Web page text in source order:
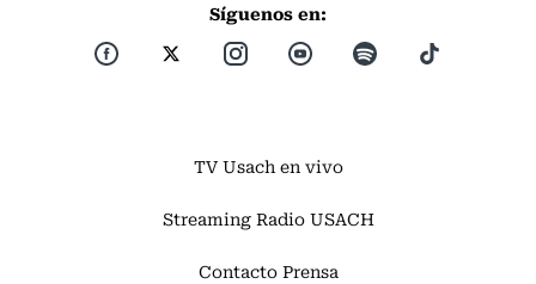
Síguenos en:
TV Usach en vivo
Streaming Radio USACH
Contacto Prensa